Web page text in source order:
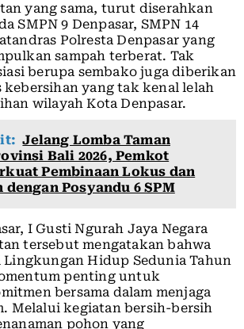
yang sama, turut diserahkan
SMPN 9 Denpasar, SMPN 14
Polresta Denpasar yang
sampah terberat. Tak
berupa sembako juga diberikan
kebersihan yang tak kenal lelah
wilayah Kota Denpasar.
Jelang Lomba Taman
Bali 2026, Pemkot
Pembinaan Lokus dan
Posyandu 6 SPM
I Gusti Ngurah Jaya Negara
tersebut mengatakan bahwa
Hidup Sedunia Tahun
penting untuk
bersama dalam menjaga
Melalui kegiatan bersih-bersih
pohon yang